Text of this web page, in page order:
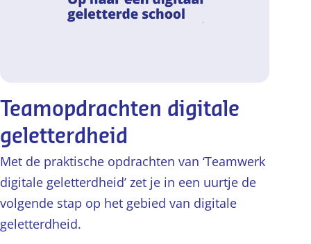
Teamopdrachten digitale
geletterdheid
Met de praktische opdrachten van ‘Teamwerk
digitale geletterdheid’ zet je in een uurtje de
volgende stap op het gebied van digitale
geletterdheid.